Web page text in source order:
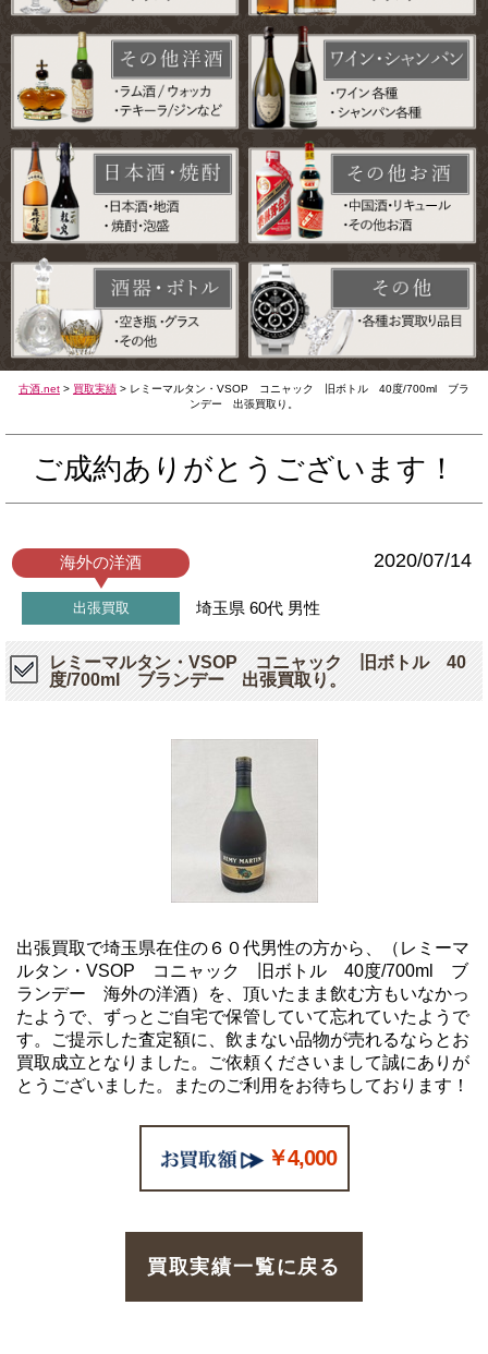
古酒.net > 買取実績 > レミーマルタン・VSOP コニャック 旧ボトル 40度/700ml ブラ
ンデー 出張買取り。
ご成約ありがとうございます！
海外の洋酒 2020/07/14
出張買取 埼玉県 60代 男性
レミーマルタン・VSOP コニャック 旧ボトル 40
度/700ml ブランデー 出張買取り。
出張買取で埼玉県在住の６０代男性の方から、（レミーマ
ルタン・VSOP コニャック 旧ボトル 40度/700ml ブ
ランデー 海外の洋酒）を、頂いたまま飲む方もいなかっ
たようで、ずっとご自宅で保管していて忘れていたようで
す。ご提示した査定額に、飲まない品物が売れるならとお
買取成立となりました。ご依頼くださいまして誠にありが
とうございました。またのご利用をお待ちしております！
￥4,000
買取実績一覧に戻る